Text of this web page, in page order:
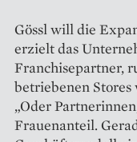
Gössl will die
erzielt das
Franchisepartner,
betriebenen
„Oder
Frauenanteil.